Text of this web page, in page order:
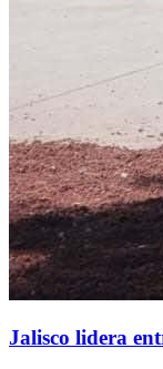
Jalisco lidera